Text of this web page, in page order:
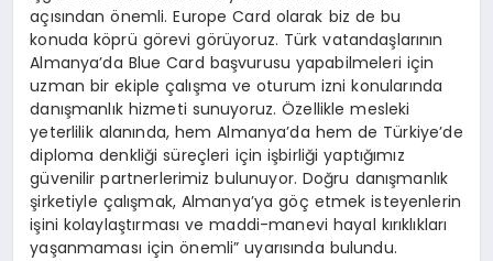
açısından önemli. Europe Card olarak biz de bu
konuda köprü görevi görüyoruz. Türk vatandaşlarının
Almanya’da Blue Card başvurusu yapabilmeleri için
uzman bir ekiple çalışma ve oturum izni konularında
danışmanlık hizmeti sunuyoruz. Özellikle mesleki
yeterlilik alanında, hem Almanya’da hem de Türkiye’de
diploma denkliği süreçleri için işbirliği yaptığımız
güvenilir partnerlerimiz bulunuyor. Doğru danışmanlık
şirketiyle çalışmak, Almanya’ya göç etmek isteyenlerin
işini kolaylaştırması ve maddi-manevi hayal kırıklıkları
yaşanmaması için önemli” uyarısında bulundu.